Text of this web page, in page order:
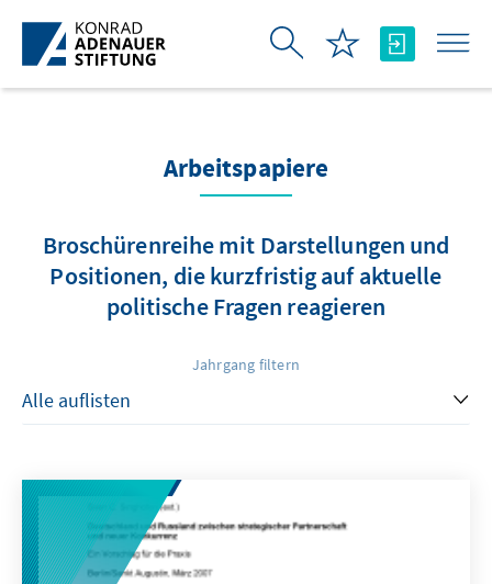
Zum Hauptinhalt springen
Arbeitspapiere
Broschürenreihe mit Darstellungen und
Positionen, die kurzfristig auf aktuelle
politische Fragen reagieren
Jahrgang filtern